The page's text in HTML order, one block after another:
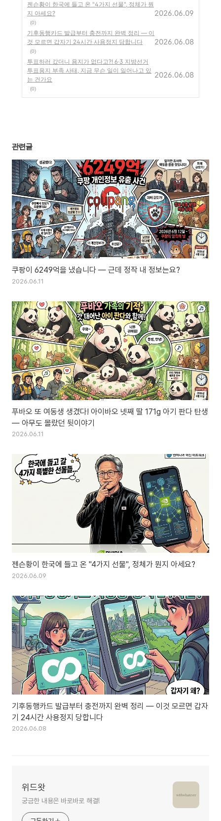
젠슨황이 한국에 들고 온 "4가지 선물", 정체가 뭔
지 아세요?
(0)
2026.06.09
기후동행카드 발급부터 충전까지 완벽 정리 — 이
것 모르면 갑자기 24시간 사용정지 당합니다
(0)
2026.06.08
투표하러 갔더니 용지가 없다고?! 6·3 지방선거
투표용지 부족 사태, 지금 무슨 일이 일어나고 있
는 건가요
(0)
2026.06.08
관련글
쿠팡이 6249억을 냈습니다 — 근데 정작 내 정보는요?
2026.06.11
푸바오 또 여동생 생겼다! 아이바오 넷째 딸 171g 아기 판다 탄생
— 아무도 몰랐던 뒷이야기
2026.06.11
젠슨황이 한국에 들고 온 "4가지 선물", 정체가 뭔지 아세요?
2026.06.09
기후동행카드 발급부터 충전까지 완벽 정리 — 이것 모르면 갑자
기 24시간 사용정지 당합니다
2026.06.08
위드왓
궁금한 내용은 바로바로 해결!